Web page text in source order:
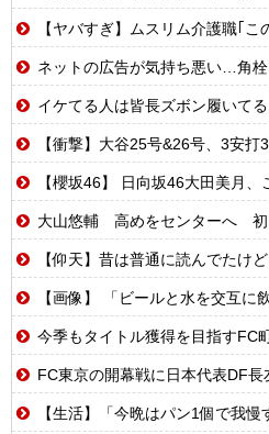
【ヤバすぎ】ムスリム介護職｢こ
ネットの広告が気持ち悪い…角
イケてる人は皆長ズボン履いてる。暑い中でも我慢して長
【衝撃】大谷25号&26号、3安打3打点の活躍も一歩及ばず…それで
【櫻坂46】 日向坂46大田美月、こ
大山悠輔 高めをセンターへ 初
【仰天】昔は普通に読んでたけど…今
【画像】 「ビールと水を交互に
今季もタイトル獲得を目指すFC町田
FC東京の開幕戦に日本代表DF長友佑
【生活】「今晩はパン1個で我慢するよ」〈年金月17万円・74歳男性〉物価